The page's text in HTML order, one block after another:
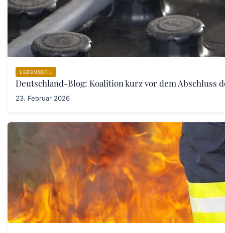
LEBENSSTIL
Deutschland-Blog: Koalition kurz vor dem Abschluss
23. Februar 2026